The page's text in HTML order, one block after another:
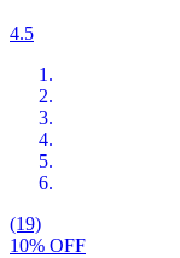
4.5
(19)
10% OFF